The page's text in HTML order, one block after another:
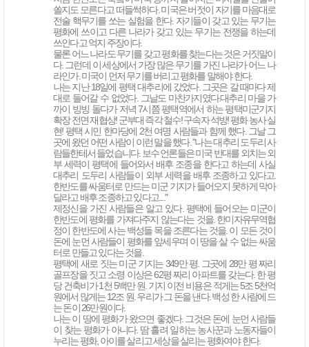
쏠지도 모른다고 떠들썩하다. 미국은 버젓이 자기를 마음대로
전술 핵무기를 쏘는 실험을 한다. 자기들이 갖고 있는 무기는
평화에 쓰이고 다른 나라가 갖고 있는 무기는 전쟁을 하는데
쓰인다고 억지 주장이다.
물론 어느 나라도 무기를 갖고 평화를 찾는다는 것은 거짓말이
다. 그런데 이 세상에서 가장 많은 무기를 가진 나라가 어느 나
라인가. 미국이 먼저 무기를 버리고 평화를 말해야 한다.
나는 지난 18일에 평택 대추리에 갔었다. 그곳은 갈 때마다 제
대로 들어갈 수 없었다. 그날도 마찬가지였다.대추리 마을 가
까이 빙빙 돌다가 저녁 7시쯤 평택역에서 하는 평택미군기지
확장 전면 재협상! 군부대 즉각 철수! 구속자 석방! 평화 농사 실
현! 평택 시민 한마당에 2천 여명 사람들과 함께 했다. 그날 그
곳에 왔던 어떤 사람이 이런 말을 했다. "나는 대추리 도두리 사
람들한테서 들었습니다. 보수 언론들은 미국 반대를 외치는 외
부 세력이 평택에 들어와서 배후 조종을 한다고 하는데 사실
대추리 도두리 사람들이 외부 세력을 배후 조종하고 있다고.
한반도를 싸움터로 만드는 미군 기지가 들어오지 못하게 막아
달라고 배후 조종하고 있다고...."
제정신을 가진 사람들은 알고 있다. 평택에 들어오는 미군이
한반도에 평화를 가져다주지 않는다는 것을. 한미자유무역협
정이 한반도에 사는 백성들 목을 조른다는 것을. 이 모든 것이
돈에 눈먼 사람들이 평화를 앞세우며 이 땅을 살 수 없는 싸움
터로 만들고 있다는 것을.
평택에 새로 짓는 미군 기지는 349만 평. 그곳에 28만 평 짜리
골프장을 짓고 소령 이상은 62평 짜리 아파트를 갖는다. 한 평
당 건축비가 1천 5백만 원. 기지 이전 비용은 적게는 5조 5천억
원에서 많게는 12조 원. 우리가 그 돈을 낸다. 백성 한 사람에 드
는 돈이 26만원이다.
나는 이 땅에 평화가 왔으면 좋겠다. 그것은 돈에 눈먼 사람들
이 찾는 평화가 아니다. 땀 흘려 일하는 농사꾼과 노동자들이
누리는 평화, 아이를 살리고 세상을 살리는 평화여야 한다.